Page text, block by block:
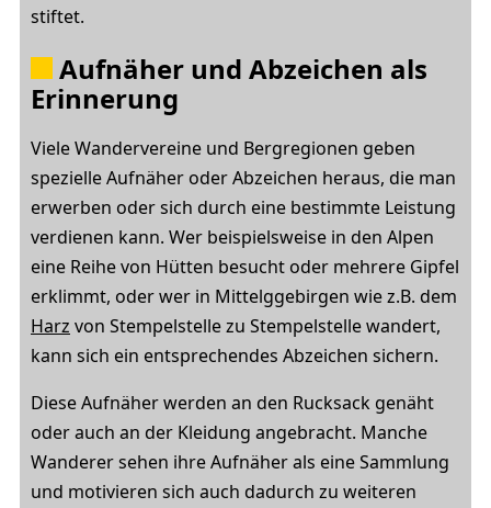
stiftet.
Aufnäher und Abzeichen als
Erinnerung
Viele Wandervereine und Bergregionen geben
spezielle Aufnäher oder Abzeichen heraus, die man
erwerben oder sich durch eine bestimmte Leistung
verdienen kann. Wer beispielsweise in den Alpen
eine Reihe von Hütten besucht oder mehrere Gipfel
erklimmt, oder wer in Mittelggebirgen wie z.B. dem
Harz von Stempelstelle zu Stempelstelle wandert,
kann sich ein entsprechendes Abzeichen sichern.
Diese Aufnäher werden an den Rucksack genäht
oder auch an der Kleidung angebracht. Manche
Wanderer sehen ihre Aufnäher als eine Sammlung
und motivieren sich auch dadurch zu weiteren